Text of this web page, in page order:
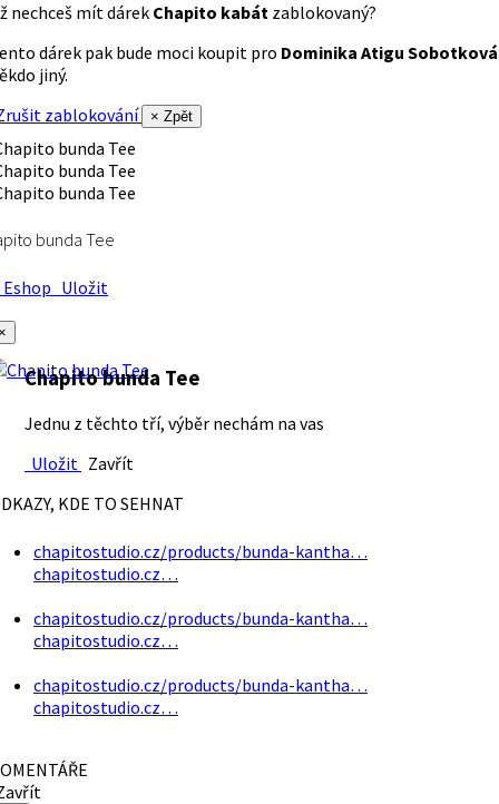
nechceš mít dárek Chapito kabát zablokovaný?
dárek pak bude moci koupit pro Dominika Atigu Sobotková
jiný.
zablokování
× Zpět
bunda Tee
Uložit
Chapito bunda Tee
Jednu z těchto tří, výběr nechám na vas
Uložit Zavřít
KDE TO SEHNAT
chapitostudio.cz/products/bunda-kantha…
chapitostudio.cz…
chapitostudio.cz/products/bunda-kantha…
chapitostudio.cz…
chapitostudio.cz/products/bunda-kantha…
chapitostudio.cz…